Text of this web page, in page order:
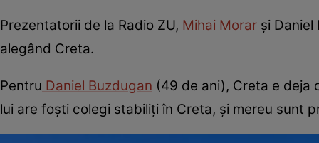
Prezentatorii de la Radio ZU, Mihai Morar și
alegând Creta.
Pentru Daniel Buzdugan (49 de ani), Creta e deja
lui are foști colegi stabiliți în Creta, și mereu sunt